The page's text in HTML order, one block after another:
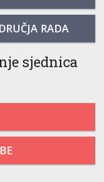
RADA
sjednica